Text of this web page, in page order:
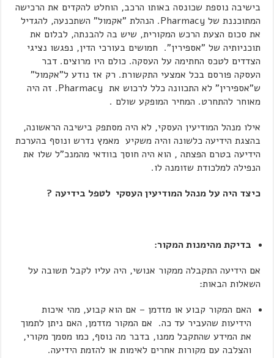
בישיבה נוספת שכונסה באותו הרכב, הוחלט להקדים את הרכישה
המתוכננת של Pharmacy. הנהלת "אקמול" השתכנעה, להגדיל
את סכום הצעת הרכש המקורית, שיש בה להבנתה, לבלום את
תוכניותיה של "אספירין". חמושים בעורכי הדין, נפגשו נציגי
הצדדים לטכס החתימה על העסקה. כולם היו מרוצים. דבר
העסקה פורסם בכל אמצעי התקשורת. רק אז נודע ל"אקמול"
ש"אספירין" לא התכוונה כלל לרכוש את Pharmacy. זה היה
מאוחר להתחרט. המחיר המופקע שולם .
אילו מנהל המודיעין העסקי, לא היה מסתפק בישיבה הראשונה,
בהצגת הידיעה כלשונה והיה משקיע מאמץ נדרש ונוסף בהערכת
הידיעה בטרם הפצתה , הוא היה חוסך בוודאי מהמנכ"ל שלו את
הנפילה למלכודת שזומנה לו.
כיצד היה על מנהל המודיעין העסקי לטפל בידיעה ?
בדיקת מהימנות המקור:
אם הידיעה התקבלה ממקור אנושי, היה עליו לקבל תשובה על
השאלות הבאות:
האם המקור קבוע או מזדמן – אם הוא קבוע, מהי איכות
הידיעות שהעביר עד כה. אם המקור מזדמן, האם ניתן לתמוך
את המידע שהתקבל ממנו, בדבר מה נוסף, כמו מסמך מקורי,
והצלבה עם מקורות אחרים לאימות או להזמת הידיעה.